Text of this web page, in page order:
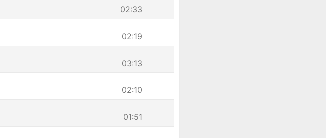
02:33
02:19
03:13
02:10
01:51